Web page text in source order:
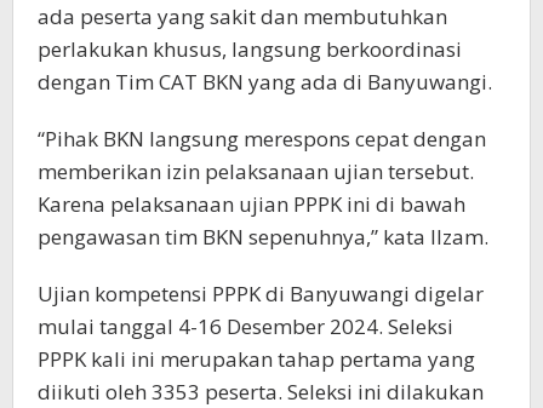
ada peserta yang sakit dan membutuhkan
perlakukan khusus, langsung berkoordinasi
dengan Tim CAT BKN yang ada di Banyuwangi.
“Pihak BKN langsung merespons cepat dengan
memberikan izin pelaksanaan ujian tersebut.
Karena pelaksanaan ujian PPPK ini di bawah
pengawasan tim BKN sepenuhnya,” kata Ilzam.
Ujian kompetensi PPPK di Banyuwangi digelar
mulai tanggal 4-16 Desember 2024. Seleksi
PPPK kali ini merupakan tahap pertama yang
diikuti oleh 3353 peserta. Seleksi ini dilakukan